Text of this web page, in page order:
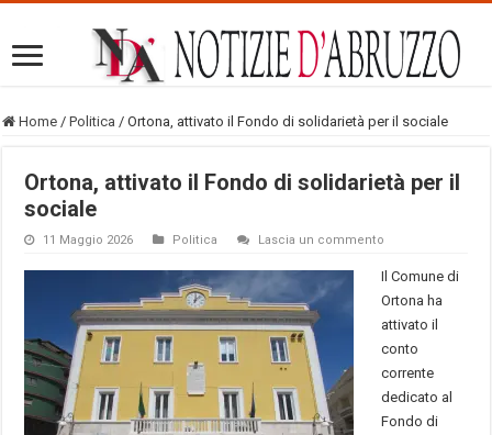
Home / Politica / Ortona, attivato il Fondo di solidarietà per il sociale
Ortona, attivato il Fondo di solidarietà per il
sociale
11 Maggio 2026 Politica Lascia un commento
Il Comune di
Ortona ha
attivato il
conto
corrente
dedicato al
Fondo di